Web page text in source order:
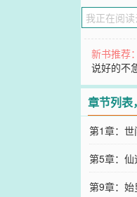
新书推荐
说好的不
章节列表
第1章：世
第5章：
教
第9章：